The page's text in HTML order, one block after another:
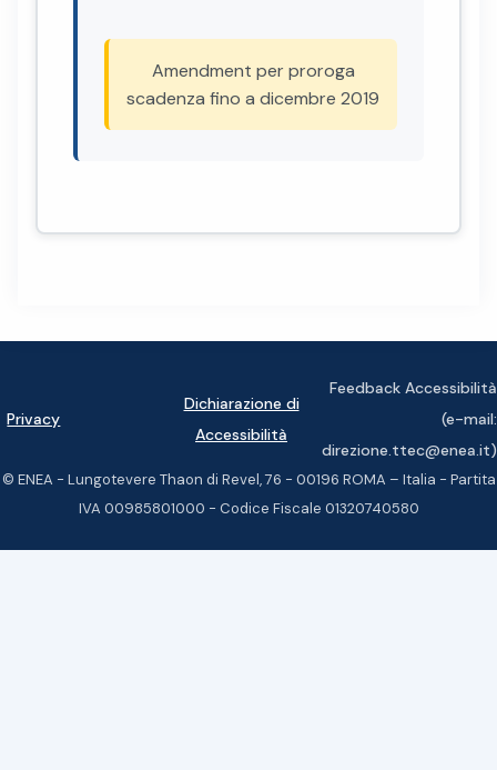
Amendment per proroga
scadenza fino a dicembre 2019
Privacy
Dichiarazione di
Accessibilità
Feedback Accessibilità
(e-mail:
direzione.ttec@enea.it)
© ENEA - Lungotevere Thaon di Revel, 76 - 00196 ROMA – Italia - Partita
IVA 00985801000 - Codice Fiscale 01320740580